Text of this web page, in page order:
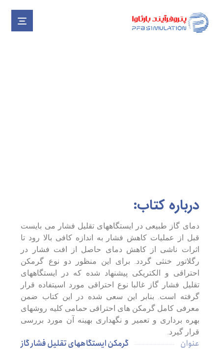
درباره کتاب:
دمای گاز طبیعی در ایستگاههای تقلیل فشار می بایست
قبل از عملیات کاهش فشار به اندازه کافی بالا رود تا
اثرات ناشی از کاهش دمای حاصل از افت فشار در
رگلاتور خنثی گردد. برای این منظور دو نوع گرمکن
احتراقی و الکتریکی پیشنهاد شده که در ایستگاههای
تقلیل فشار گاز غالبا نوع احتراقی مورد اسیتفاده قرار
گرفته است. بنابر این سعی شده در این کتاب ضمن
معرفی کامل گرمکن های احتراقی حمامی کلیه روشهای
بهره برداری و تعمیر و نگهداری بهینه آن مورد بررسی
قرار گیرد.
عنوان
گرمکن ایستگاههای تقلیل فشار گاز